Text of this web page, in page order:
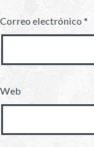
Correo electrónico *
Web